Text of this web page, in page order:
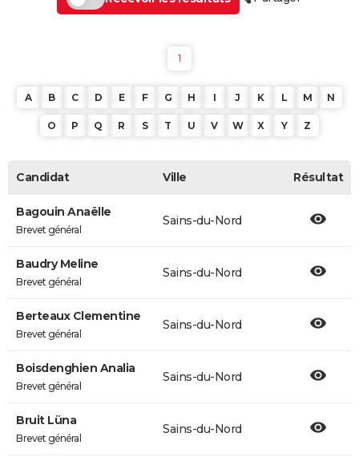
1
A B C D E F G H I J K L M N
O P Q R S T U V W X Y Z
Candidat Ville Résultat
Bagouin Anaëlle
Brevet général
Sains-du-Nord
Baudry Meline
Brevet général
Sains-du-Nord
Berteaux Clementine
Brevet général
Sains-du-Nord
Boisdenghien Analia
Brevet général
Sains-du-Nord
Bruit Lüna
Brevet général
Sains-du-Nord